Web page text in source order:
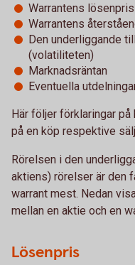
Warrantens lösenpris
Warrantens
Den underliggande
(volatiliteten)
Marknadsräntan
Eventuella
Här följer förklaringar
på en köp respektive
Rörelsen i den
aktiens) rörelser är den
warrant mest. Nedan
mellan en aktie och en
Lösenpris